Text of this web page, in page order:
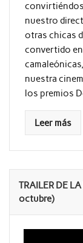
nuestro
otras chicas
convertido
nuestra
los premios
Leer más
TRAILER DE
octubre)
Reproductor